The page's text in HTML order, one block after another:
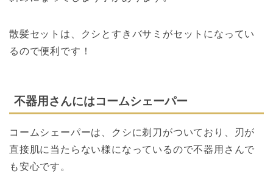
散髪セットは、クシとすきバサミがセットになってい
るので便利です！
不器用さんにはコームシェーパー
コームシェーパーは、クシに剃刀がついており、刃が
直接肌に当たらない様になっているので不器用さんで
も安心です。